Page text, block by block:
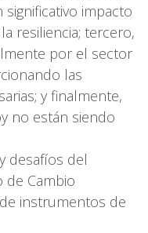
impacto
resiliencia; tercero,
por el sector
las
y finalmente,
no están siendo
desafíos del
de Cambio
instrumentos de